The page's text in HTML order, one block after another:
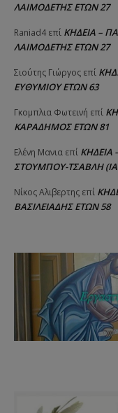
ΛΑΙΜΟΔΕΤΗΣ ΕΤΩΝ 27
Raniad4 επί ΚΗΔΕΙΑ –
ΛΑΙΜΟΔΕΤΗΣ ΕΤΩΝ 27
Σιούτης Γιώργος επί
ΕΥΘΥΜΙΟΥ ΕΤΩΝ 63
Γκομπλια Φωτεινή επί
ΚΑΡΑΔΗΜΟΣ ΕΤΩΝ 81
Ελένη Μανια επί ΚΗΔΕΙΑ
ΣΤΟΥΜΠΟΥ-ΤΣΑΒΛΗ
Νίκος Αλιβερτης επί
ΒΑΣΙΛΕΙΑΔΗΣ ΕΤΩΝ 58